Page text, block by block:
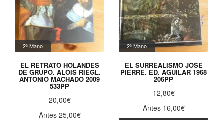
2ª Mano
EL RETRATO HOLANDES
DE GRUPO. ALOIS RIEGL.
ANTONIO MACHADO 2009
533PP
20,00€
Antes 25,00€
2ª Mano
EL SURREALISMO JOSE
PIERRE. ED. AGUILAR 1968
206PP
12,80€
Antes 16,00€